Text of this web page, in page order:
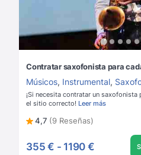
Contratar saxofonista para
Músicos, Instrumental,
¡Si necesita contratar un
el sitio correcto! Leer más
4,7 (9 Reseñas)
355 € - 1190 €